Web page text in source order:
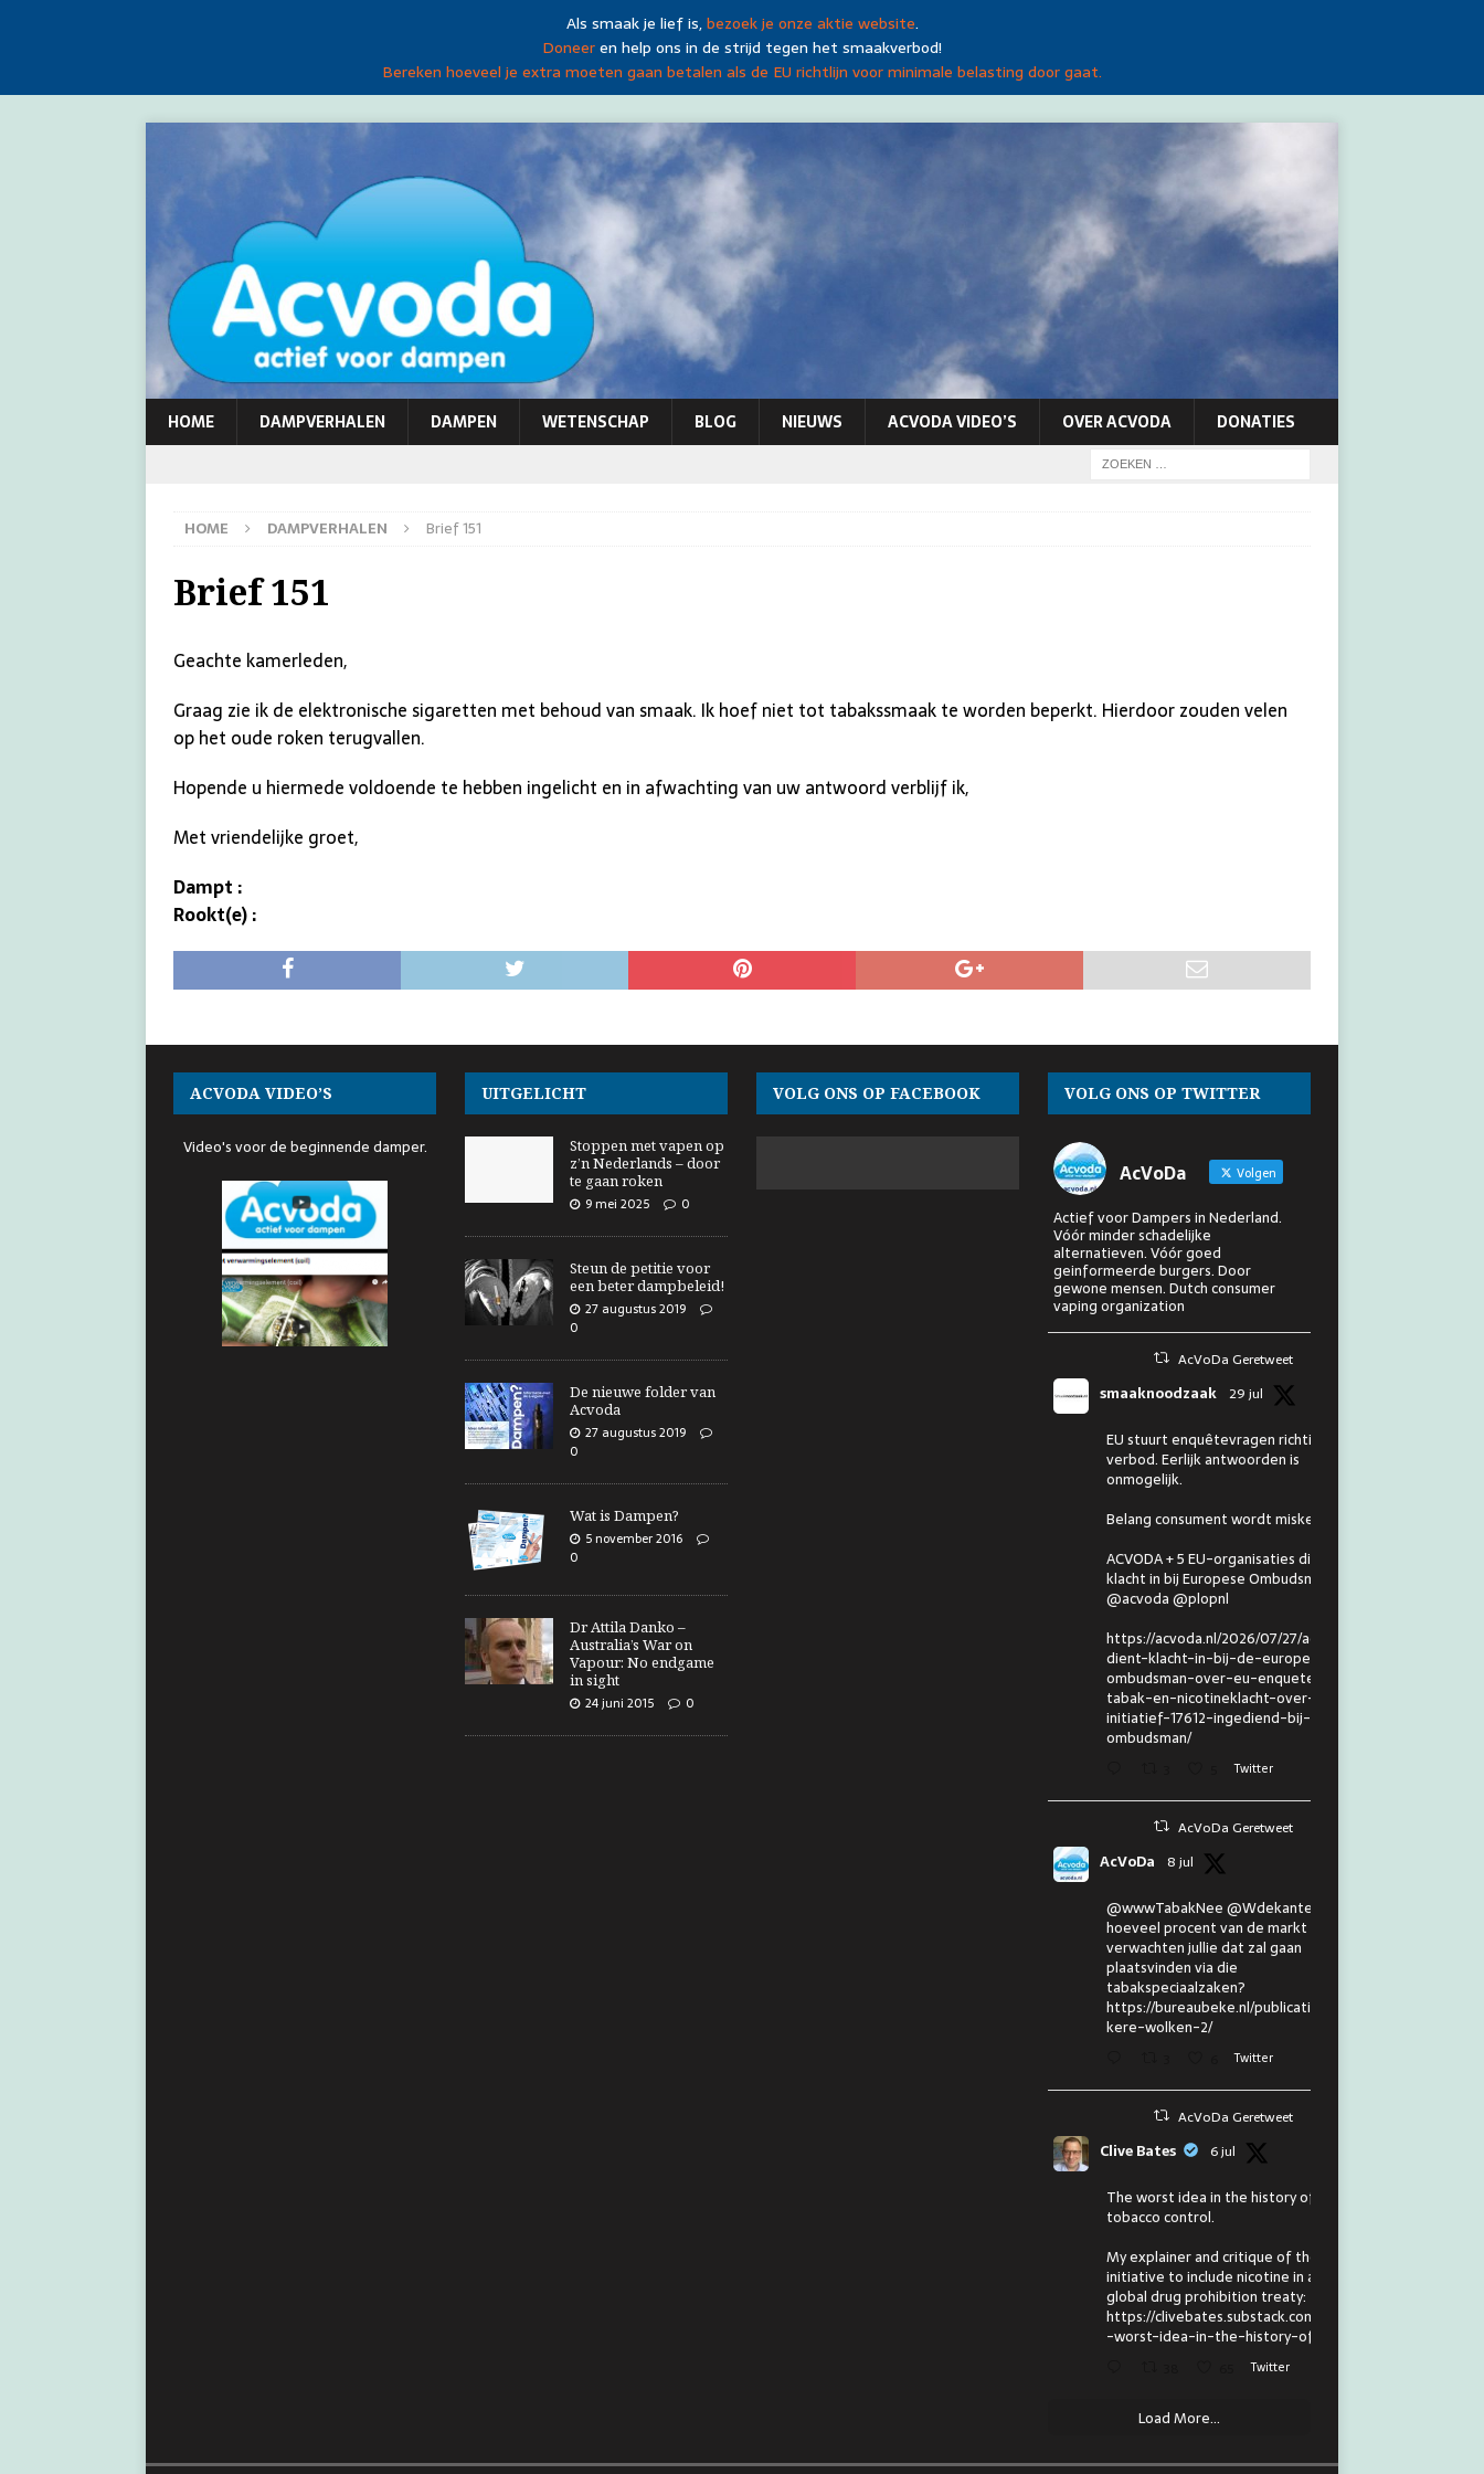
Als smaak je lief is,bezoek je onze aktie website.
Doneeren help ons in de strijd tegen het smaakverbod!
Bereken hoeveel je extra moeten gaan betalen als de EU richtlijn voor minimale belasting door gaat.
HOME DAMPVERHALEN DAMPEN WETENSCHAP BLOG NIEUWS ACVODA VIDEO’S OVER ACVODA DONATIES
HOME DAMPVERHALEN Brief 151
Brief 151
Geachte kamerleden,
Graag zie ik de elektronische sigaretten met behoud van smaak. Ik hoef niet tot tabakssmaak te worden beperkt. Hierdoor zouden velen
op het oude roken terugvallen.
Hopende u hiermede voldoende te hebben ingelicht en in afwachting van uw antwoord verblijf ik,
Met vriendelijke groet,
Dampt :
Rookt(e) :
ACVODA VIDEO’S
Video's voor de beginnende damper.
UITGELICHT
Stoppen met vapen op
z’n Nederlands – door
te gaan roken
9 mei 2025
0
Steun de petitie voor
een beter dampbeleid!
27 augustus 2019
0
De nieuwe folder van
Acvoda
27 augustus 2019
0
Wat is Dampen?
5 november 2016
0
Dr Attila Danko –
Australia’s War on
Vapour: No endgame
in sight
24 juni 2015
0
VOLG ONS OP FACEBOOK VOLG ONS OP TWITTER
AcVoDa Volgen
Actief voor Dampers in Nederland.
Vóór minder schadelijke
alternatieven. Vóór goed
geinformeerde burgers. Door
gewone mensen. Dutch consumer
vaping organization
AcVoDa Geretweet
smaaknoodzaak 29 jul
EU stuurt enquêtevragen richting
verbod. Eerlijk antwoorden is
onmogelijk.
Belang consument wordt miskend.
ACVODA + 5 EU-organisaties dienen
klacht in bij Europese Ombudsman.
@acvoda @plopnl
https://acvoda.nl/2026/07/27/acvoda-
dient-klacht-in-bij-de-europese-
ombudsman-over-eu-enquete-
tabak-en-nicotineklacht-over-eu-
initiatief-17612-ingediend-bij-de-
ombudsman/
Twitter
AcVoDa Geretweet
AcVoDa 8 jul
@wwwTabakNee @Wdekanter En
hoeveel procent van de markt
verwachten jullie dat zal gaan
plaatsvinden via die
tabakspeciaalzaken?
https://bureaubeke.nl/publicaties/don
kere-wolken-2/
Twitter
AcVoDa Geretweet
Clive Bates 6 jul
The worst idea in the history of
tobacco control.
My explainer and critique of the
initiative to include nicotine in a
global drug prohibition treaty:
https://clivebates.substack.com/p/the
-worst-idea-in-the-history-of
Twitter
Load More...